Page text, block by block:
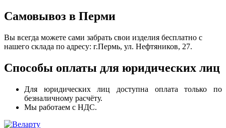
Самовывоз в Перми
Вы всегда можете сами забрать свои изделия бесплатно с
нашего склада по адресу: г.Пермь, ул. Нефтяников, 27.
Способы оплаты для юридических лиц
Для юридических лиц доступна оплата только по
безналичному расчёту.
Мы работаем с НДС.